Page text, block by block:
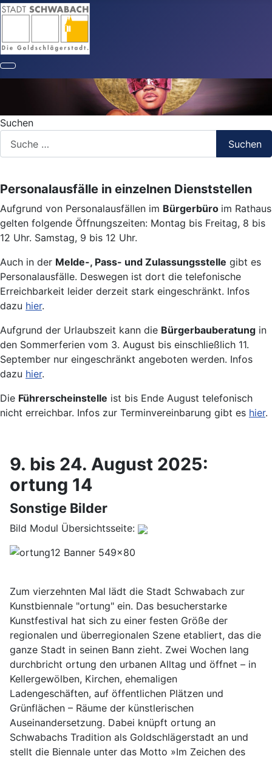
Suchen
Suchen
Personalausfälle in einzelnen Dienststellen
Aufgrund von Personalausfällen im Bürgerbüro im Rathaus
gelten folgende Öffnungszeiten: Montag bis Freitag, 8 bis
12 Uhr. Samstag, 9 bis 12 Uhr.
Auch in der Melde-, Pass- und Zulassungsstelle gibt es
Personalausfälle. Deswegen ist dort die telefonische
Erreichbarkeit leider derzeit stark eingeschränkt. Infos
dazu hier.
Aufgrund der Urlaubszeit kann die Bürgerbauberatung in
den Sommerferien vom 3. August bis einschließlich 11.
September nur eingeschränkt angeboten werden. Infos
dazu hier.
Die Führerscheinstelle ist bis Ende August telefonisch
nicht erreichbar. Infos zur Terminvereinbarung gibt es hier.
9. bis 24. August 2025:
ortung 14
Sonstige Bilder
Bild Modul Übersichtsseite:
Zum vierzehnten Mal lädt die Stadt Schwabach zur
Kunstbiennale "ortung" ein. Das besucherstarke
Kunstfestival hat sich zu einer festen Größe der
regionalen und überregionalen Szene etabliert, das die
ganze Stadt in seinen Bann zieht. Zwei Wochen lang
durchbricht ortung den urbanen Alltag und öffnet – in
Kellergewölben, Kirchen, ehemaligen
Ladengeschäften, auf öffentlichen Plätzen und
Grünflächen – Räume der künstlerischen
Auseinandersetzung. Dabei knüpft ortung an
Schwabachs Tradition als Goldschlägerstadt an und
stellt die Biennale unter das Motto »Im Zeichen des